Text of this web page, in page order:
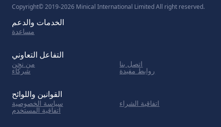
Copyright© 2019-2026 Minical International Limited All right reserved.
الخدمات والدعم
مساعدة
التفاعل التعاوني
من نحن اتصل بنا
شركاء روابط مفيدة
القوانين واللوائح
سياسة الخصوصية اتفاقية الشراء
اتفاقية المستخدم